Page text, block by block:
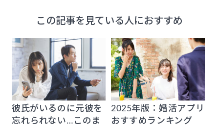
この記事を見ている人におすすめ
彼氏がいるのに元彼を
忘れられない…このま
2025年版：婚活アプリ
おすすめランキング